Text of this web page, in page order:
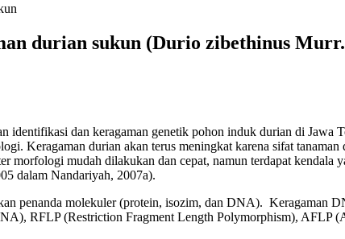
durian sukun (Durio zibethinus
dan keragaman genetik pohon induk durian di Jawa
Keragaman durian akan terus meningkat karena sifat
mudah dilakukan dan cepat, namun terdapat kendala
dalam Nandariyah, 2007a).
penanda molekuler (protein, isozim, dan DNA). Keragaman
RFLP (Restriction Fragment Length Polymorphism), AFLP